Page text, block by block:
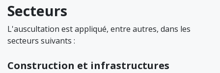
Secteurs
L'auscultation est appliqué, entre autres, dans les
secteurs suivants :
Construction et infrastructures